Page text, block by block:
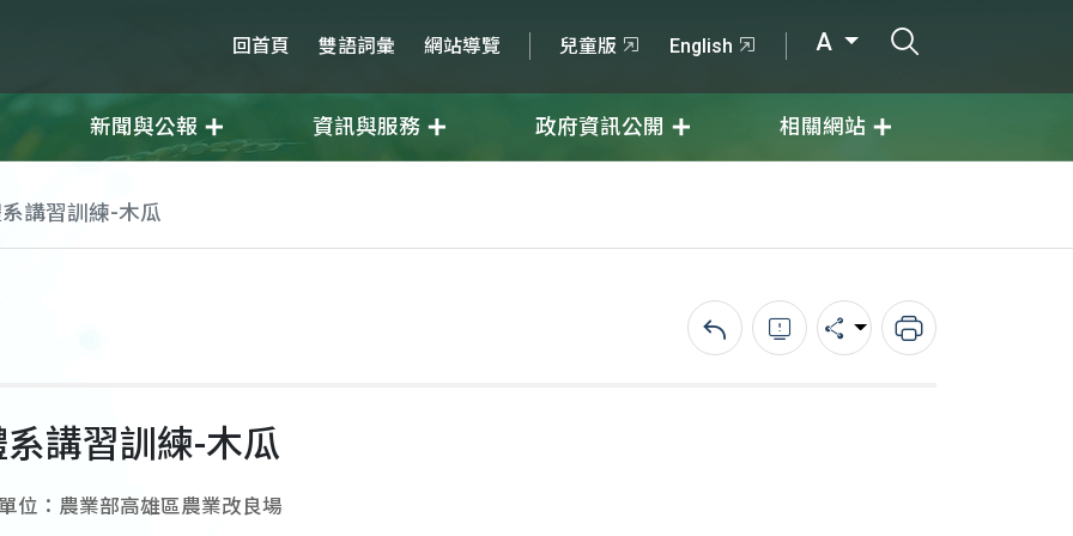
回首頁 雙語詞彙 網站導覽 兒童版 English A
新聞與公報 資訊與服務 政府資訊公開 相關網站
講習訓練-木瓜
回上一頁錯誤回報分享 列印
講習訓練-木瓜
位：農業部高雄區農業改良場